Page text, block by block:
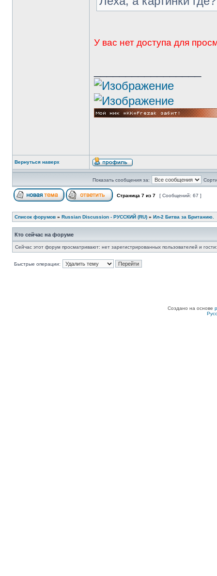
У вас нет доступа для
Вернуться наверх
Показать сообщения за:
Страница 7 из 7 [ Сообщений: 67 ]
Список форумов » Russian Discussion - РУССКИЙ (RU) » Ил-2 Битва за Британию.
Кто сейчас на форуме
Сейчас этот форум просматривают: нет зарегистрированных пользователей и
Быстрые операции:
Создано на основе